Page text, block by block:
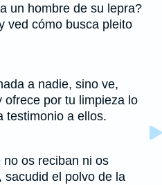
un hombre de su lepra?
ved cómo busca pleito
a nadie, sino ve,
ofrece por tu limpieza lo
testimonio a ellos.
os reciban ni os
sacudid el polvo de la